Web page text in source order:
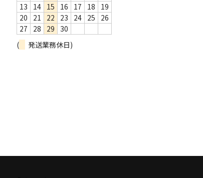
13
14 15 16 17 18
19
20
21 22 23 24 25
26
27
28 29
30
(
発送業務休日)